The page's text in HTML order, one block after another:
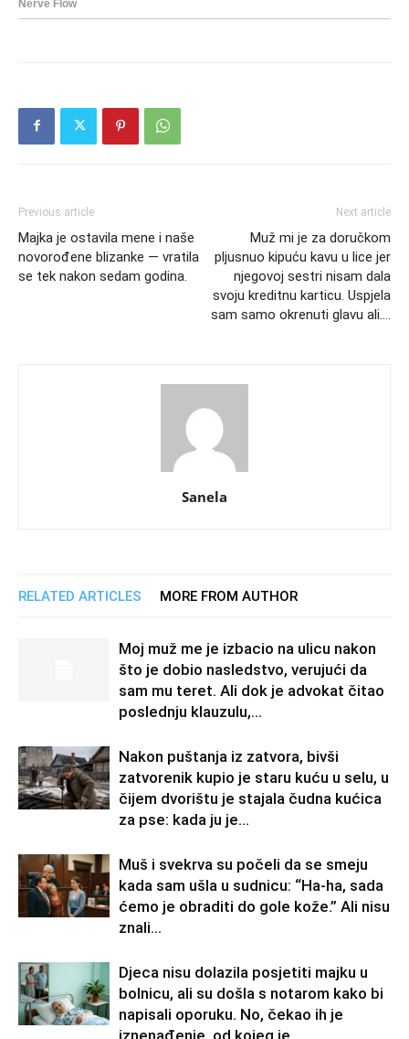
Previous article
Majka je ostavila mene i naše
novorođene blizanke — vratila
se tek nakon sedam godina.
Next article
Muž mi je za doručkom
pljusnuo kipuću kavu u lice jer
njegovoj sestri nisam dala
svoju kreditnu karticu. Uspjela
sam samo okrenuti glavu ali….
Sanela
RELATED ARTICLES MORE FROM AUTHOR
Moj muž me je izbacio na ulicu nakon
što je dobio nasledstvo, verujući da
sam mu teret. Ali dok je advokat čitao
poslednju klauzulu,...
Nakon puštanja iz zatvora, bivši
zatvorenik kupio je staru kuću u selu, u
čijem dvorištu je stajala čudna kućica
za pse: kada ju je...
Muš i svekrva su počeli da se smeju
kada sam ušla u sudnicu: “Ha-ha, sada
ćemo je obraditi do gole kože.” Ali nisu
znali...
Djeca nisu dolazila posjetiti majku u
bolnicu, ali su došla s notarom kako bi
napisali oporuku. No, čekao ih je
iznenađenje, od kojeg je...